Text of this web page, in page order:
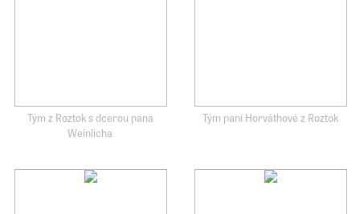
Tým z Roztok s dcerou pana
Weinlicha
Tým paní Horváthové z Roztok